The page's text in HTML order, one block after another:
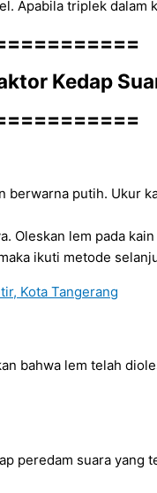
Apabila triplek
Kedap
putih. Ukur
Oleskan lem pada
ikuti metode
bahwa lem telah
peredam suara